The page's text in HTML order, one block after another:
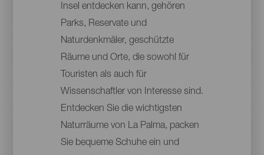
Insel entdecken kann, gehören
Parks, Reservate und
Naturdenkmäler, geschützte
Räume und Orte, die sowohl für
Touristen als auch für
Wissenschaftler von Interesse sind.
Entdecken Sie die wichtigsten
Naturräume von La Palma, packen
Sie bequeme Schuhe ein und